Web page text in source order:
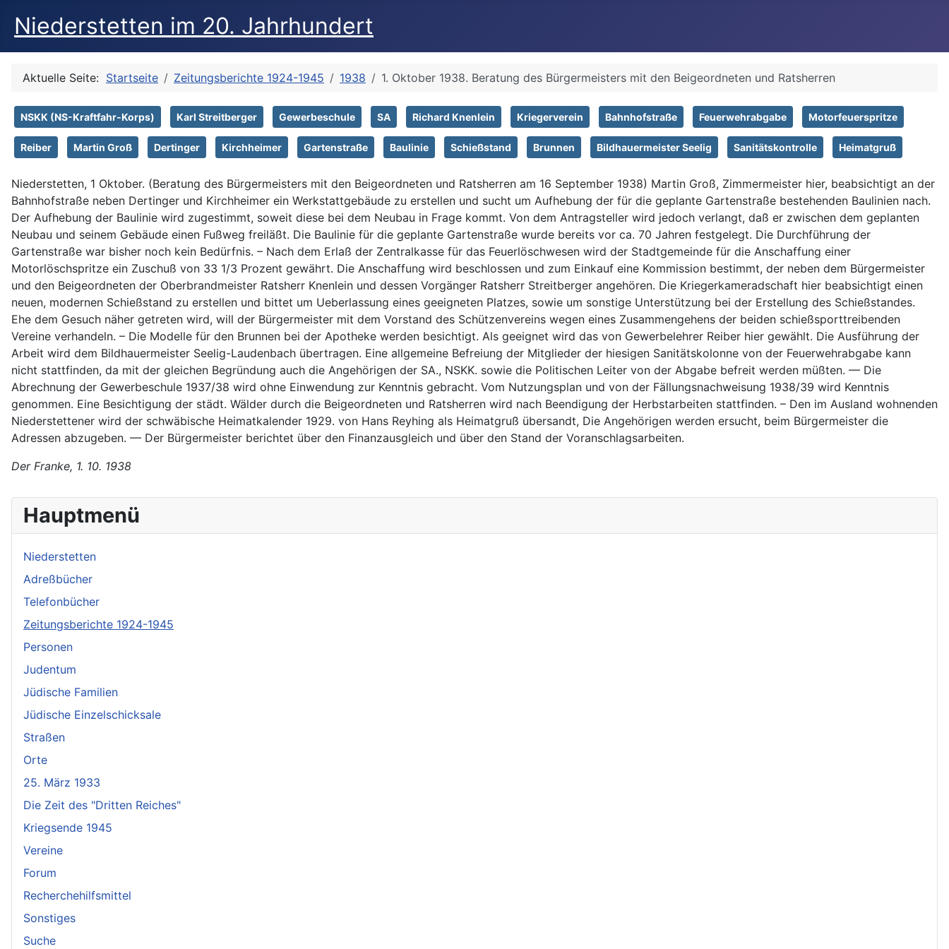
Niederstetten im 20. Jahrhundert
Aktuelle Seite: Startseite Zeitungsberichte 1924-1945 1938 1. Oktober 1938. Beratung des Bürgermeisters mit den Beigeordneten und Ratsherren
NSKK (NS-Kraftfahr-Korps) Karl Streitberger Gewerbeschule SA Richard Knenlein Kriegerverein Bahnhofstraße Feuerwehrabgabe Motorfeuerspritze
Reiber Martin Groß Dertinger Kirchheimer Gartenstraße Baulinie Schießstand Brunnen Bildhauermeister Seelig Sanitätskontrolle Heimatgruß
Niederstetten, 1 Oktober. (Beratung des Bürgermeisters mit den Beigeordneten und Ratsherren am 16 September 1938) Martin Groß, Zimmermeister hier, beabsichtigt an der
Bahnhofstraße neben Dertinger und Kirchheimer ein Werkstattgebäude zu erstellen und sucht um Aufhebung der für die geplante Gartenstraße bestehenden Baulinien nach.
Der Aufhebung der Baulinie wird zugestimmt, soweit diese bei dem Neubau in Frage kommt. Von dem Antragsteller wird jedoch verlangt, daß er zwischen dem geplanten
Neubau und seinem Gebäude einen Fußweg freiläßt. Die Baulinie für die geplante Gartenstraße wurde bereits vor ca. 70 Jahren festgelegt. Die Durchführung der
Gartenstraße war bisher noch kein Bedürfnis. – Nach dem Erlaß der Zentralkasse für das Feuerlöschwesen wird der Stadtgemeinde für die Anschaffung einer
Motorlöschspritze ein Zuschuß von 33 1/3 Prozent gewährt. Die Anschaffung wird beschlossen und zum Einkauf eine Kommission bestimmt, der neben dem Bürgermeister
und den Beigeordneten der Oberbrandmeister Ratsherr Knenlein und dessen Vorgänger Ratsherr Streitberger angehören. Die Kriegerkameradschaft hier beabsichtigt einen
neuen, modernen Schießstand zu erstellen und bittet um Ueberlassung eines geeigneten Platzes, sowie um sonstige Unterstützung bei der Erstellung des Schießstandes.
Ehe dem Gesuch näher getreten wird, will der Bürgermeister mit dem Vorstand des Schützenvereins wegen eines Zusammengehens der beiden schießsporttreibenden
Vereine verhandeln. – Die Modelle für den Brunnen bei der Apotheke werden besichtigt. Als geeignet wird das von Gewerbelehrer Reiber hier gewählt. Die Ausführung der
Arbeit wird dem Bildhauermeister Seelig-Laudenbach übertragen. Eine allgemeine Befreiung der Mitglieder der hiesigen Sanitätskolonne von der Feuerwehrabgabe kann
nicht stattfinden, da mit der gleichen Begründung auch die Angehörigen der SA., NSKK. sowie die Politischen Leiter von der Abgabe befreit werden müßten. — Die
Abrechnung der Gewerbeschule 1937/38 wird ohne Einwendung zur Kenntnis gebracht. Vom Nutzungsplan und von der Fällungsnachweisung 1938/39 wird Kenntnis
genommen. Eine Besichtigung der städt. Wälder durch die Beigeordneten und Ratsherren wird nach Beendigung der Herbstarbeiten stattfinden. – Den im Ausland wohnenden
Niederstettener wird der schwäbische Heimatkalender 1929. von Hans Reyhing als Heimatgruß übersandt, Die Angehörigen werden ersucht, beim Bürgermeister die
Adressen abzugeben. — Der Bürgermeister berichtet über den Finanzausgleich und über den Stand der Voranschlagsarbeiten.
Der Franke, 1. 10. 1938
Hauptmenü
Niederstetten
Adreßbücher
Telefonbücher
Zeitungsberichte 1924-1945
Personen
Judentum
Jüdische Familien
Jüdische Einzelschicksale
Straßen
Orte
25. März 1933
Die Zeit des "Dritten Reiches"
Kriegsende 1945
Vereine
Forum
Recherchehilfsmittel
Sonstiges
Suche